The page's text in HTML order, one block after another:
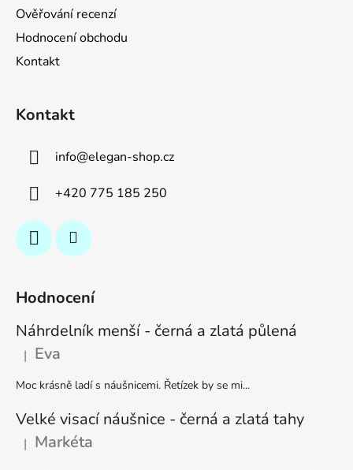
Ověřování recenzí
Hodnocení obchodu
Kontakt
Kontakt
info@elegan-shop.cz
+420 775 185 250
Hodnocení
Náhrdelník menší - černá a zlatá půlená
Hodnocení produktu je 5 z 5 hvězdiček.
| Eva
Moc krásně ladí s náušnicemi. Řetízek by se mi...
Velké visací náušnice - černá a zlatá tahy
Hodnocení produktu je 5 z 5 hvězdiček.
| Markéta